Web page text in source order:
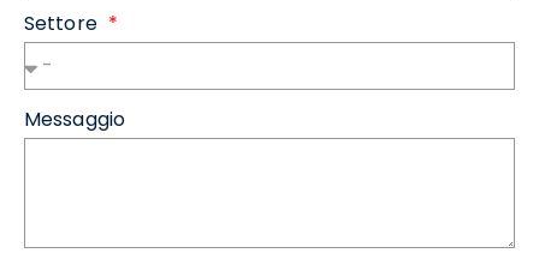
Settore
Messaggio